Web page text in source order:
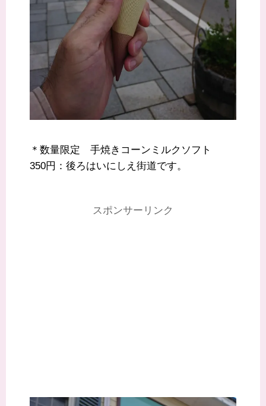
＊数量限定 手焼きコーンミルクソフト
350円：後ろはいにしえ街道です。
スポンサーリンク